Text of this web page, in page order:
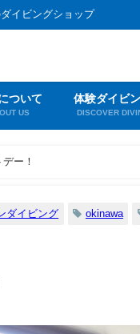
イビングショップ
ついて
US
体験ダイビ
DISCOVER
デー！
ダイビング okinawa